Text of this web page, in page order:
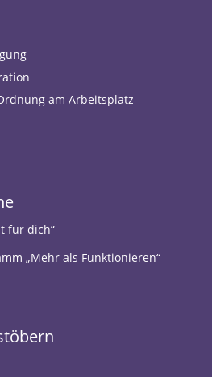
am Arbeitsplatz
für dich“
„Mehr als Funktionieren“